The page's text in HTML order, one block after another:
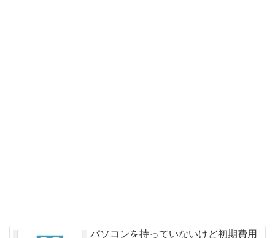
パソコンを持っていないけど初期費用